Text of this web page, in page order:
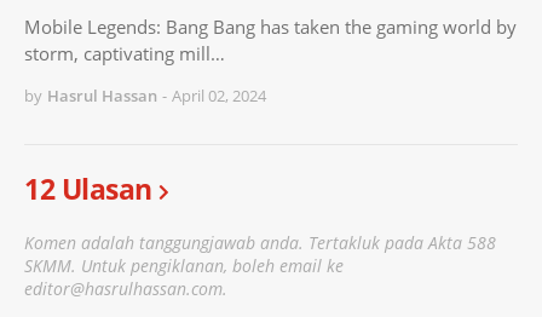
Mobile Legends: Bang Bang has taken the gaming world by
storm, captivating mill…
by Hasrul Hassan - April 02, 2024
12 Ulasan
Komen adalah tanggungjawab anda. Tertakluk pada Akta 588
SKMM. Untuk pengiklanan, boleh email ke
editor@hasrulhassan.com.